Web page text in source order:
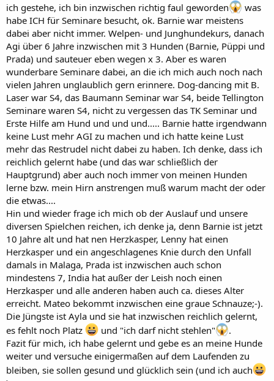
ich gestehe, ich bin inzwischen richtig faul geworden
was
habe ICH für Seminare besucht, ok. Barnie war meistens
dabei aber nicht immer. Welpen- und Junghundekurs, danach
Agi über 6 Jahre inzwischen mit 3 Hunden (Barnie, Püppi und
Prada) und sauteuer eben wegen x 3. Aber es waren
wunderbare Seminare dabei, an die ich mich auch noch nach
vielen Jahren unglaublich gern erinnere. Dog-dancing mit B.
Laser war S4, das Baumann Seminar war S4, beide Tellington
Seminare waren S4, nicht zu vergessen das TK Seminar und
Erste Hilfe am Hund und und und..... Barnie hatte irgendwann
keine Lust mehr AGI zu machen und ich hatte keine Lust
mehr das Restrudel nicht dabei zu haben. Ich denke, dass ich
reichlich gelernt habe (und das war schließlich der
Hauptgrund) aber auch noch immer von meinen Hunden
lerne bzw. mein Hirn anstrengen muß warum macht der oder
die etwas....
Hin und wieder frage ich mich ob der Auslauf und unsere
diversen Spielchen reichen, ich denke ja, denn Barnie ist jetzt
10 Jahre alt und hat nen Herzkasper, Lenny hat einen
Herzkasper und ein angeschlagenes Knie durch den Unfall
damals in Malaga, Prada ist inzwischen auch schon
mindestens 7, India hat außer der Leish noch einen
Herzkasper und alle anderen haben auch ca. dieses Alter
erreicht. Mateo bekommt inzwischen eine graue Schnauze;-).
Die Jüngste ist Ayla und sie hat inzwischen reichlich gelernt,
es fehlt noch Platz
und "ich darf nicht stehlen"
.
Fazit für mich, ich habe gelernt und gebe es an meine Hunde
weiter und versuche einigermaßen auf dem Laufenden zu
bleiben, sie sollen gesund und glücklich sein (und ich auch